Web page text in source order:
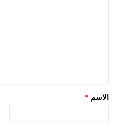
الاسم *